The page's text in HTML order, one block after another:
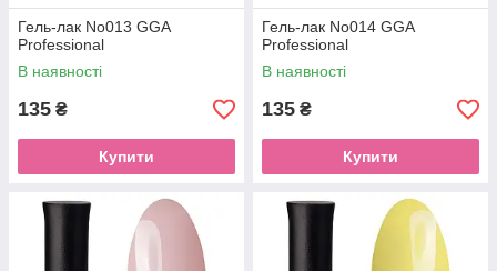
Гель-лак No013 GGA
Professional
В наявності
135 ₴
Купити
Гель-лак No014 GGA
Professional
В наявності
135 ₴
Купити